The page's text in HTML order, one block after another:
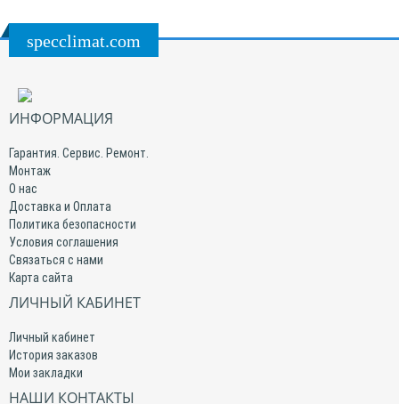
specclimat.com
ИНФОРМАЦИЯ
Гарантия. Сервис. Ремонт.
Монтаж
О нас
Доставка и Оплата
Политика безопасности
Условия соглашения
Связаться с нами
Карта сайта
ЛИЧНЫЙ КАБИНЕТ
Личный кабинет
История заказов
Мои закладки
НАШИ КОНТАКТЫ